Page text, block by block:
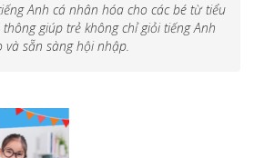
Anh cá nhân hóa cho các bé từ tiểu
giúp trẻ không chỉ giỏi tiếng Anh
sẵn sàng hội nhập.